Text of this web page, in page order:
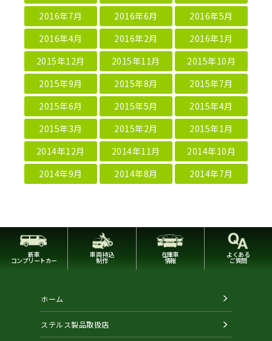
2016年7月
2016年6月
2016年5月
2016年4月
2016年2月
2016年1月
2015年12月
2015年11月
2015年10月
2015年9月
2015年8月
2015年7月
2015年6月
2015年5月
2015年4月
2015年3月
2015年2月
2015年1月
2014年12月
2014年11月
2014年10月
2014年9月
2014年8月 2014年7月
新車
コンプリートカー
車両持込
制作
在庫車
情報
よくある
ご質問
ホーム
ステルス製品取扱店